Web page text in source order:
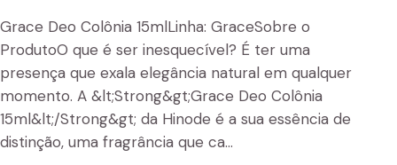
Grace Deo Colônia 15mlLinha: GraceSobre o
ProdutoO que é ser inesquecível? É ter uma
presença que exala elegância natural em qualquer
momento. A &lt;Strong&gt;Grace Deo Colônia
15ml&lt;/Strong&gt; da Hinode é a sua essência de
distinção, uma fragrância que ca…